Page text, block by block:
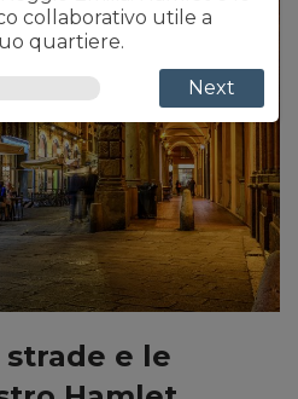
e le
collaborativo utile a
quartiere.
Next